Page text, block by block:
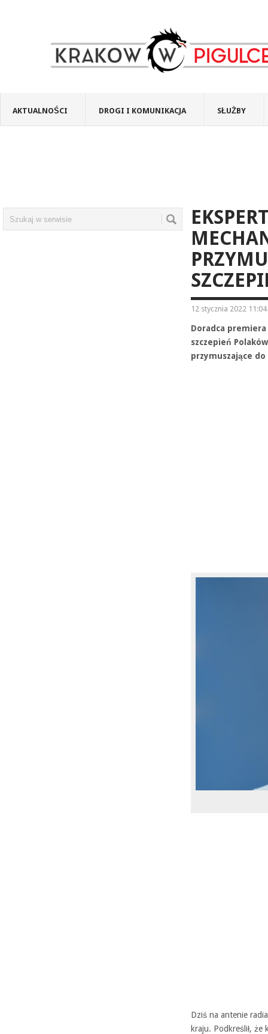
AKTUALNOŚCI DROGI I KOMUNIKACJA SŁUŻBY
12 stycznia 2022 11:04
Doradca premiera
szczepień
przymuszające
Dziś na antenie
kraju. Podkreślił,